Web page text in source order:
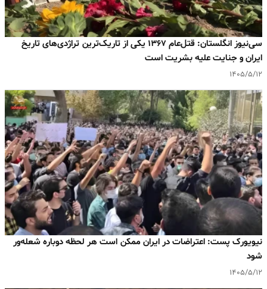
سی‌نیوز انگلستان: قتل‌عام ۱۳۶۷ یکی از تاریک‌ترین تراژدی‌های تاریخ
ایران و جنایت علیه بشریت است
۱۴۰۵/۵/۱۲
نیویورک پست: اعتراضات در ایران ممکن است هر لحظه دوباره شعله‌ور
شود
۱۴۰۵/۵/۱۲